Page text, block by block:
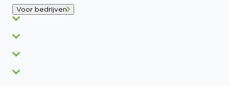
Voor bedrijven